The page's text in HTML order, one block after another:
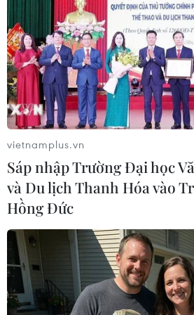
Theo dõi VietnamPlus
TIN LIÊN QUAN
vietnamplus.vn
Sáp nhập Trường Đại học
và Du lịch Thanh Hóa vào
Hồng Đức